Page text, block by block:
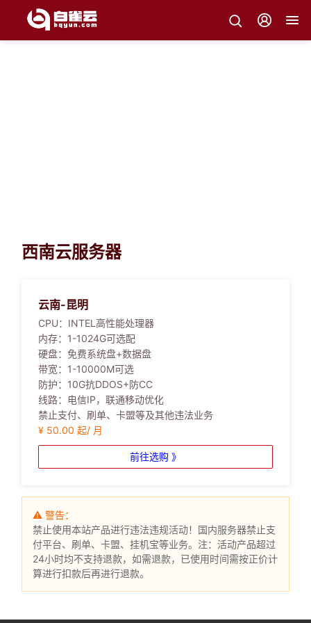
西南云服务器
云南-昆明
CPU： INTEL高性能处理器
内存： 1-1024G可选配
硬盘： 免费系统盘+数据盘
带宽： 1-10000M可选
防护： 10G抗DDOS+防CC
线路： 电信IP，联通移动优化
禁止支付、刷单、卡盟等及其他违法业务
¥ 50.00 起/ 月
前往选购 》
⚠ 警告：
禁止使用本站产品进行违法违规活动！国内服务器禁止支
付平台、刷单、卡盟、挂机宝等业务。注：活动产品超过
24小时均不支持退款，如需退款，已使用时间需按正价计
算进行扣款后再进行退款。